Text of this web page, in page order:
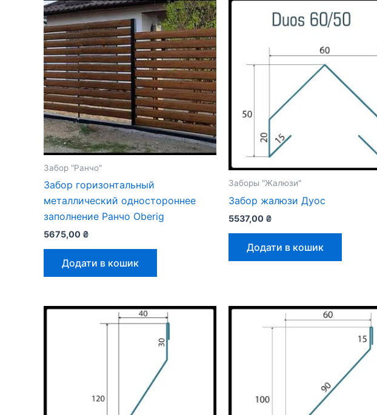
Забор "Ранчо"
Забор горизонтальный
металлический одностороннее
заполнение Ранчо Oberig
5675,00 ₴
Додати в кошик
Заборы "Жалюзи"
Забор жалюзи Дуос
5537,00 ₴
Додати в кошик